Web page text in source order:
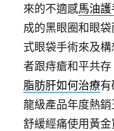
來的不適感馬油護
成的黑眼圈和眼
式眼袋手術來及
者跟痔瘡和平共
脂肪肝如何治療
龍級產品年度熱銷
舒緩經痛使用黃